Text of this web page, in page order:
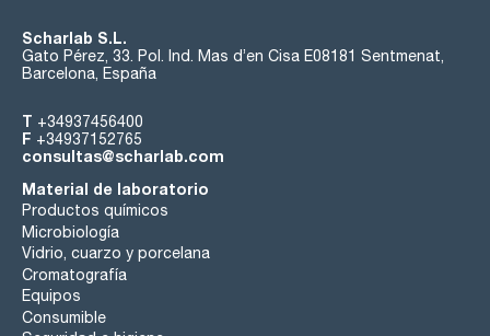
Scharlab S.L.
Gato Pérez, 33. Pol. Ind. Mas d’en Cisa E08181 Sentmenat,
Barcelona, España
T +34937456400
F +34937152765
consultas@scharlab.com
Material de laboratorio
Productos químicos
Microbiología
Vidrio, cuarzo y porcelana
Cromatografía
Equipos
Consumible